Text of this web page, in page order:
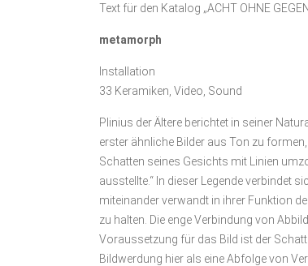
Text für den Katalog „ACHT OHNE
metamorph
Installation
33 Keramiken, Video, Sound
Plinius der Ältere berichtet in seiner
erster ähnliche Bilder aus Ton zu
Schatten seines Gesichts mit Linien
ausstellte.“ In dieser Legende verbindet
miteinander verwandt in ihrer Funktion
zu halten. Die enge Verbindung von
Voraussetzung für das Bild ist der
Bildwerdung hier als eine Abfolge von